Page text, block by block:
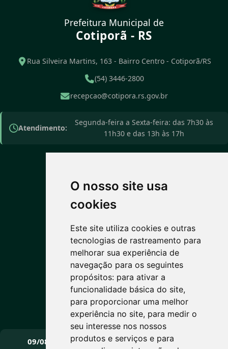
O nosso site usa
cookies
Este site utiliza cookies e outras
tecnologias de rastreamento para
melhorar sua experiência de
navegação para os seguintes
propósitos: para ativar a
funcionalidade básica do site,
para proporcionar uma melhor
experiência no site, para medir o
seu interesse nos nossos
produtos e serviços e para
Prefeitura Municipal de
Cotiporã - RS
Rua Silveira Martins, 163 - Bairro Centro - Cotiporã/RS
(54) 3446-2800
recepcao@cotipora.rs.gov.br
Atendimento:
Segunda-feira a Sexta-feira: das 7h30 às
11h30 e das 13h às 17h
PREVISÃO DO TEMPO
7°C
Céu limpo
Máx: 15° • Mín: 5°
Vento: 2.2 km/h
09/08 10/08